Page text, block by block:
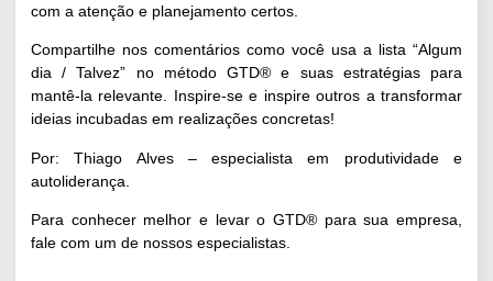
com a atenção e planejamento certos.
Compartilhe nos comentários como você usa a lista “Algum
dia / Talvez” no método GTD® e suas estratégias para
mantê-la relevante. Inspire-se e inspire outros a transformar
ideias incubadas em realizações concretas!
Por: Thiago Alves – especialista em produtividade e
autoliderança.
Para conhecer melhor e levar o GTD® para sua empresa,
fale com um de nossos especialistas